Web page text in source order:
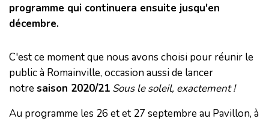
programme qui continuera ensuite jusqu'en
décembre.
C'est ce moment que nous avons choisi pour réunir le
public à Romainville, occasion aussi de lancer
notresaison 2020/21 Sous le soleil, exactement !
Au programme les 26 et et 27 septembre au Pavillon, à